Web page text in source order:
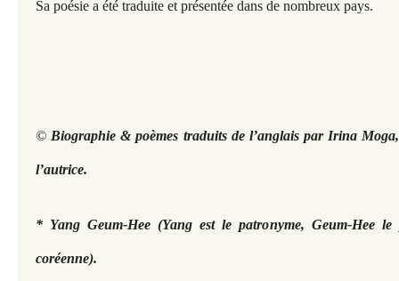
Sa poésie a été traduite et présentée dans de nombreux pays.
© Biographie & poèmes traduits de l’anglais par Irina
l’autrice.
* Yang Geum-Hee (Yang est le patronyme, Geum-Hee
coréenne).